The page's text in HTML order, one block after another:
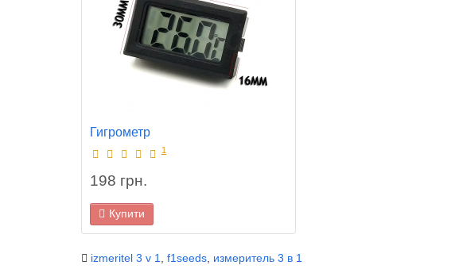
Гигрометр
1
198 грн.
Купити
izmeritel 3 v 1 f1seeds измеритель 3 в 1